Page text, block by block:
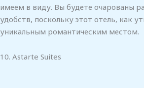
имеем в виду. Вы будете очарованы
удобств, поскольку этот отель, как
уникальным романтическим местом.
10. Astarte Suites